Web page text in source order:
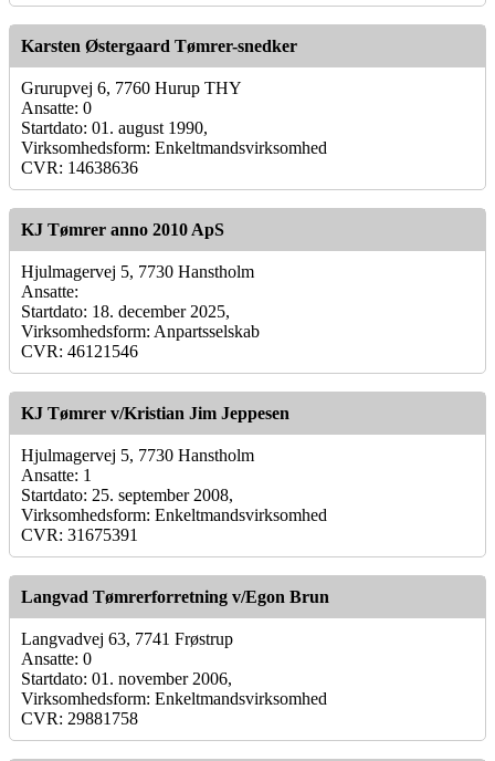
Karsten Østergaard Tømrer-snedker
Grurupvej 6, 7760 Hurup THY
Ansatte: 0
Startdato: 01. august 1990,
Virksomhedsform: Enkeltmandsvirksomhed
CVR: 14638636
KJ Tømrer anno 2010 ApS
Hjulmagervej 5, 7730 Hanstholm
Ansatte:
Startdato: 18. december 2025,
Virksomhedsform: Anpartsselskab
CVR: 46121546
KJ Tømrer v/Kristian Jim Jeppesen
Hjulmagervej 5, 7730 Hanstholm
Ansatte: 1
Startdato: 25. september 2008,
Virksomhedsform: Enkeltmandsvirksomhed
CVR: 31675391
Langvad Tømrerforretning v/Egon Brun
Langvadvej 63, 7741 Frøstrup
Ansatte: 0
Startdato: 01. november 2006,
Virksomhedsform: Enkeltmandsvirksomhed
CVR: 29881758